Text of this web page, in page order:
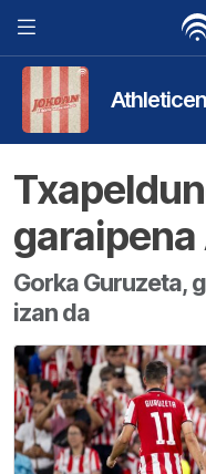
Gorka Guruzeta,
izan da